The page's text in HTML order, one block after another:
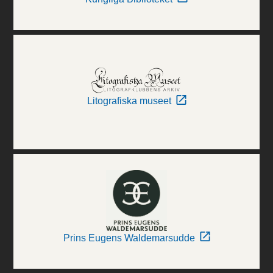
Litografiska museet
Prins Eugens Waldemarsudde